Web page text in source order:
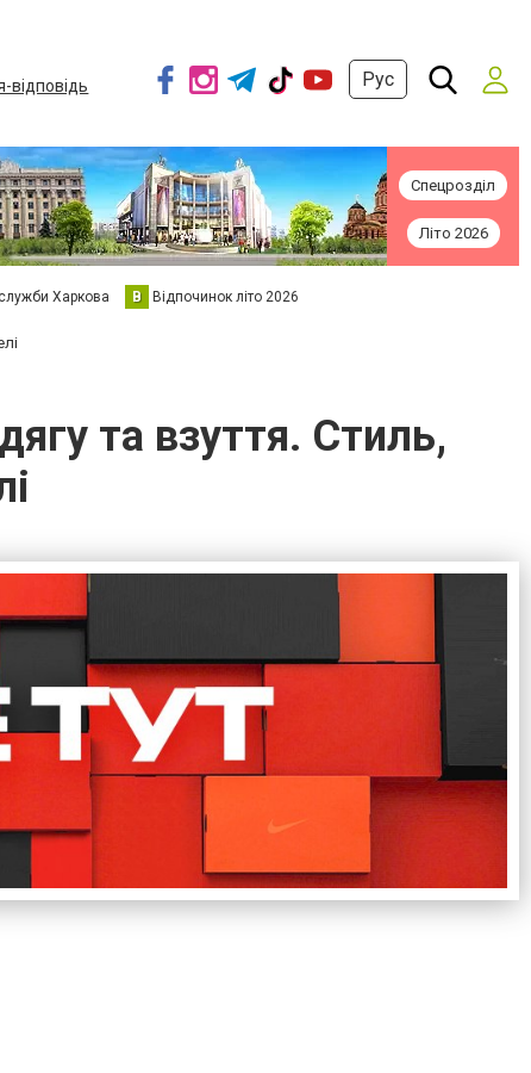
відповідь
Рус
Спецрозділ
Літо 2026
Харкова В Відпочинок літо 2026
та взуття. Стиль,